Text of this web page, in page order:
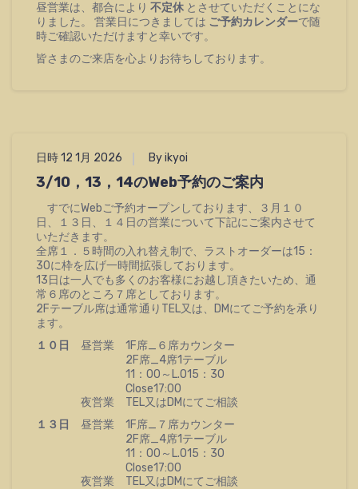
昼営業は、都合により 不定休 とさせていただくことにな
りました。 営業日につきましては ご予約カレンダーで随
時ご確認いただけますと幸いです。
皆さまのご来店を心よりお待ちしております。
日時 12 1月 2026 By ikyoi
3/10，13，14のWeb予約のご案内
すでにWebご予約オープンしております、３月１０
日、１３日、１４日の営業について下記にご案内させて
いただきます。
全席１．５時間の入れ替え制で、ラストオーダーは15：
30に枠を広げ一時間拡張しております。
13日は一人でも多くのお客様にお越し頂きたいため、通
常６席のところ７席としております。
2Fテーブル席は通常通りTEL又は、DMにてご予約を承り
ます。
１０日
昼営業 1F席_６席カウンター
2F席_4席1テーブル
11：00～L.O15：30
Close17:00
夜営業 TEL又はDMにてご相談
１３日
昼営業 1F席_７席カウンター
2F席_4席1テーブル
11：00～L.O15：30
Close17:00
夜営業 TEL又はDMにてご相談